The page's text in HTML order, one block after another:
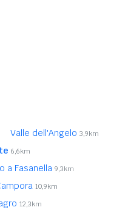
Valle dell'Angelo 3,9km
6,6km
a Fasanella 9,3km
10,9km
12,3km